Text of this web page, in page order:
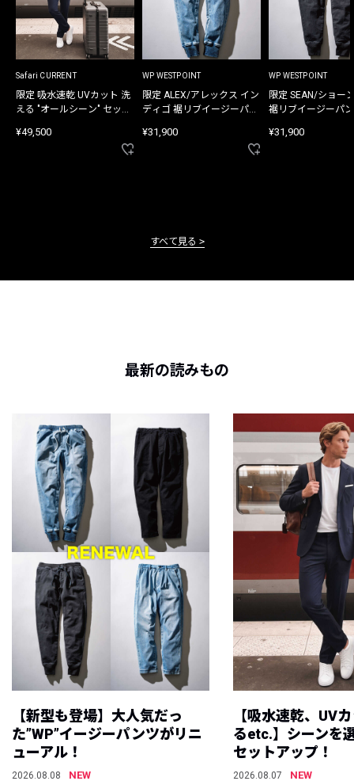
Safari CURRENT
限定 吸水速乾 UVカット 洗
える "オールシーン" セット
¥49,500
WP WESTPOINT
限定 ALEX/アレックス イン
ディゴ 裾リブイージーパン
¥31,900
WP WESTPOINT
限定 SEAN/ショー
裾リブイージーパ
¥31,900
すべて見る
最新の読みもの
【新型も登場】大人気だっ
た”WP”イージーパンツがリニ
ューアル！
2026.08.08
NEW
【吸水速乾、UV
るetc.】シーンを
セットアップ！
2026.08.07
NEW